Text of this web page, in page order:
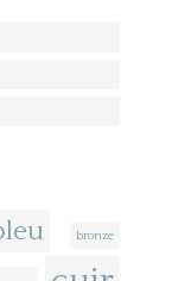
bronze